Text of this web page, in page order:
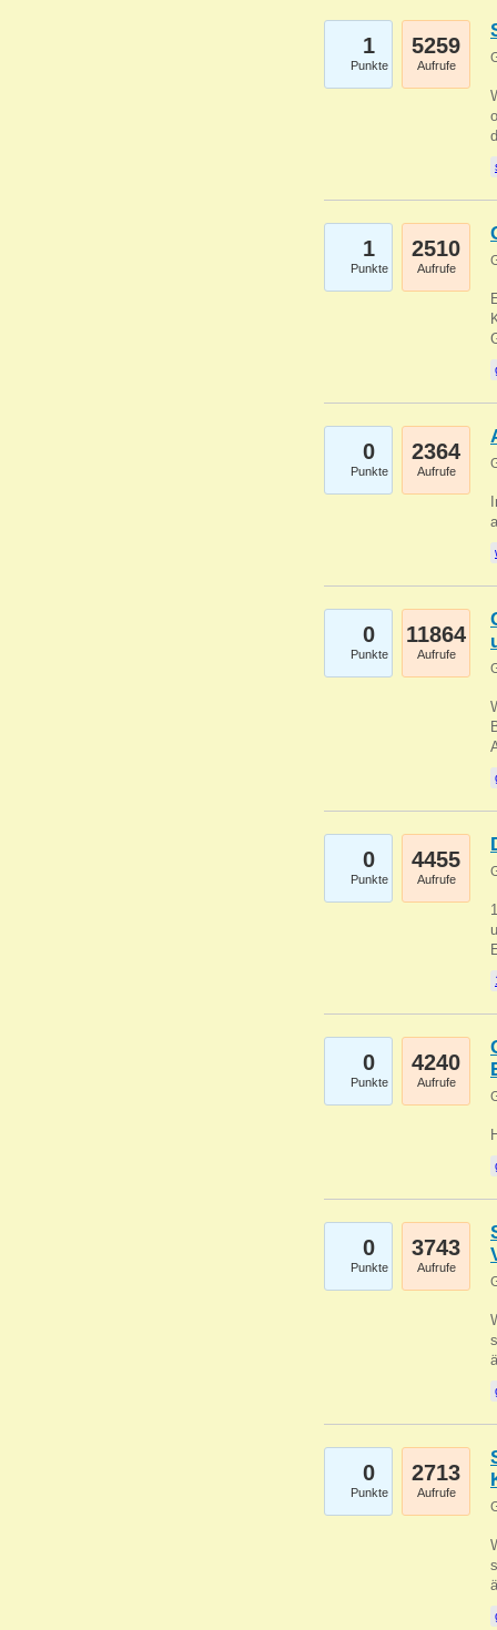
1
Punkte
5259
Aufrufe
1
Punkte
2510
Aufrufe
0
Punkte
2364
Aufrufe
0
Punkte
11864
Aufrufe
0
Punkte
4455
Aufrufe
0
Punkte
4240
Aufrufe
0
Punkte
3743
Aufrufe
0
Punkte
2713
Aufrufe